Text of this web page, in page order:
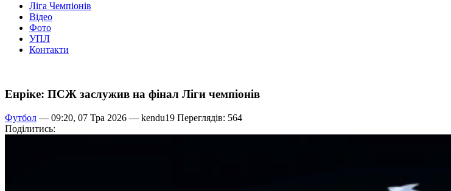
Ліга Чемпіонів
Відео
Фото
УПЛ
Контакти
Енріке: ПСЖ заслужив на фінал Ліги чемпіонів
Футбол — 09:20, 07 Тра 2026 — kendu19 Переглядів: 564
Поділитись: